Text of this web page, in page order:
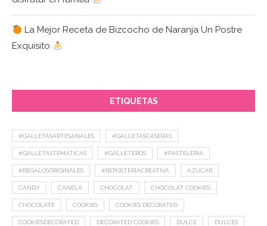
La Mejor Receta de Bizcocho de Naranja Un Postre
Exquisito
ETIQUETAS
#GALLETASARTESANALES #GALLETASCASERAS
#GALLETASTEMÁTICAS #GALLETEROS #PASTELERÍA
#REGALOSORIGINALES #REPOSTERIACREATIVA AZUCAR
CANDY CANELA CHOCOLAT CHOCOLAT COOKIES
CHOCOLATE COOKIES COOKIES DECORATED
COOKIESDECORATED DECORATED COOKIES DULCE DULCES